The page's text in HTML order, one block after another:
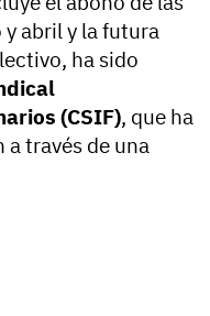
abril y la futura
ha sido
(CSIF), que ha
través de una